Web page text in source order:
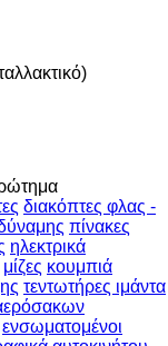
διακόπτες φλας -
πίνακες
ηλεκτρικά
μίζες κουμπιά
τεντωτήρες ιμάντα
ενσωματομένοι